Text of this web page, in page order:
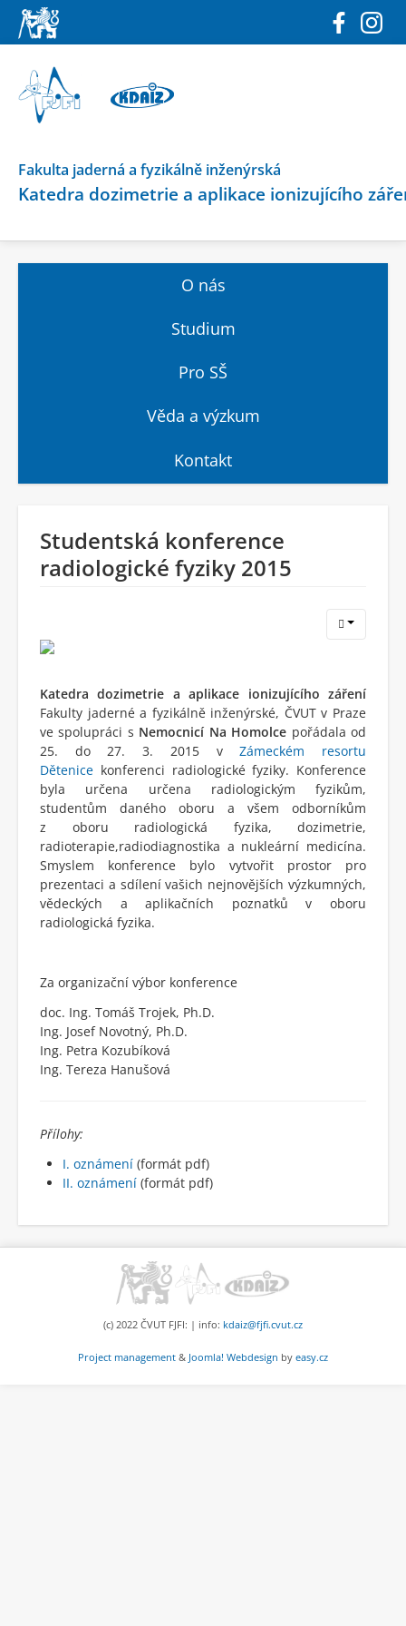
Fakulta jaderná a fyzikálně inženýrská
Katedra dozimetrie a aplikace ionizujícího
O nás
Studium
Pro SŠ
Věda a výzkum
Kontakt
Studentská konference
radiologické fyziky 2015
Katedra dozimetrie a aplikace ionizujícího záření
Fakulty jaderné a fyzikálně inženýrské, ČVUT v Praze
ve spolupráci s Nemocnicí Na Homolce pořádala od
25. do 27. 3. 2015 vZámeckém resortu
Dětenice konferenci radiologické fyziky. Konference
byla určena určena radiologickým fyzikům,
studentům daného oboru a všem odborníkům
z oboru radiologická fyzika, dozimetrie,
radioterapie,radiodiagnostika a nukleární medicína.
Smyslem konference bylo vytvořit prostor pro
prezentaci a sdílení vašich nejnovějších výzkumných,
vědeckých a aplikačních poznatků v oboru
radiologická fyzika.
Za organizační výbor konference
doc. Ing. Tomáš Trojek, Ph.D.
Ing. Josef Novotný, Ph.D.
Ing. Petra Kozubíková
Ing. Tereza Hanušová
Přílohy:
I. oznámení (formát pdf)
II. oznámení (formát pdf)
(c) 2022 ČVUT FJFI: | info: kdaiz@fjfi.cvut.cz
Project management & Joomla! Webdesign by easy.cz